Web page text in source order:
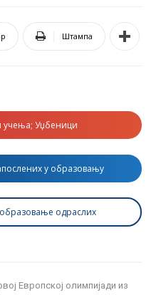
Штампа
учења; Уџбеници
у образовању
одраслих
Европској олимпијади из